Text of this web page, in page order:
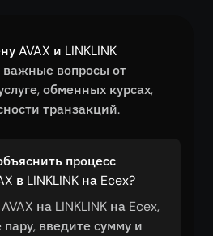
AVAX и LINKLINK
вопросы от
обменных курсах,
транзакций.
процесс
в LINKLINK на Ecex?
на LINKLINK на Ecex,
введите сумму и